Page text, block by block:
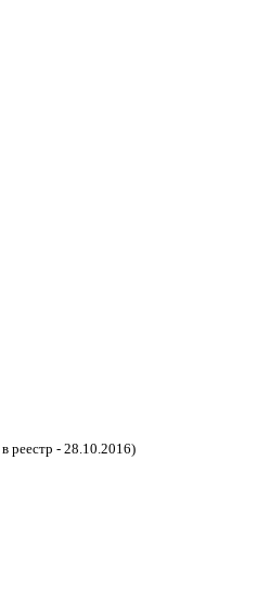
реестр - 28.10.2016)